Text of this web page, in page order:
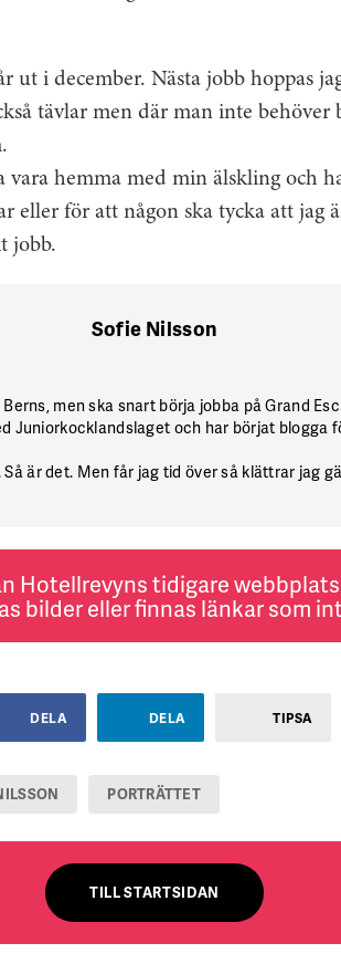
ut i december. Nästa jobb hoppas
tävlar men där man inte behöver
vara hemma med min älskling och
eller för att någon ska tycka att jag
jobb.
Sofie Nilsson
men ska snart börja jobba på Grand
Juniorkocklandslaget och har börjat blogga
är det. Men får jag tid över så klättrar jag
Hotellrevyns tidigare
bilder eller finnas länkar som
DELA DELA TIPSA
PORTRÄTTET
TILL STARTSIDAN